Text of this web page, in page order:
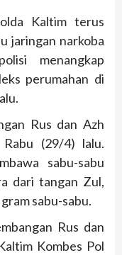
Kaltim terus
jaringan narkoba
menangkap
perumahan di
Rus dan Azh
(29/4) lalu.
sabu-sabu
dari tangan Zul,
sabu-sabu.
Rus dan
Kombes Pol